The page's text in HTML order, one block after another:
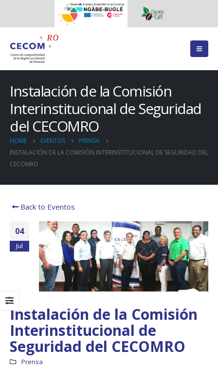
Instalación de la Comisión
Interinstitucional de Seguridad
del CECOMRO
HOME EVENTOS
PRENSA
INSTALACIÓN DE LA COMISIÓN INTERINSTITUCIONAL DE SEGURIDAD DEL
CECOMRO
Back to Eventos
04
Jul
Instalación de la Comisión
Interinstitucional de
Seguridad del CECOMRO
Prensa